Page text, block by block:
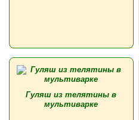
Гуляш из телятины в
мультиварке